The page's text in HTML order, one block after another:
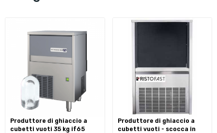
produttore di ghiaccio a
cubetti vuoti 35 kg if65
produttore di ghiaccio a
cubetti vuoti - scocca in